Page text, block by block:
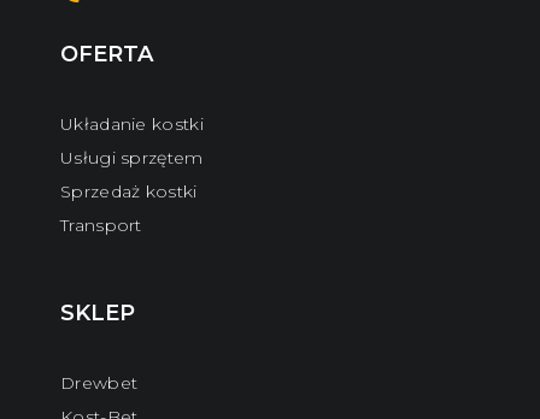
OFERTA
Układanie kostki
Usługi sprzętem
Sprzedaż kostki
Transport
SKLEP
Drewbet